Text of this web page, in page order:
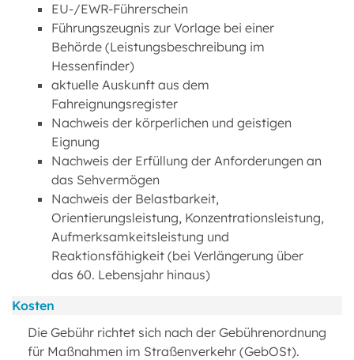
EU-/EWR-Führerschein
Führungszeugnis zur Vorlage bei einer
Behörde (Leistungsbeschreibung im
Hessenfinder)
aktuelle Auskunft aus dem
Fahreignungsregister
Nachweis der körperlichen und geistigen
Eignung
Nachweis der Erfüllung der Anforderungen an
das Sehvermögen
Nachweis der Belastbarkeit,
Orientierungsleistung, Konzentrationsleistung,
Aufmerksamkeitsleistung und
Reaktionsfähigkeit (bei Verlängerung über
das 60. Lebensjahr hinaus)
Kosten
Die Gebühr richtet sich nach der Gebührenordnung
für Maßnahmen im Straßenverkehr (GebOSt).